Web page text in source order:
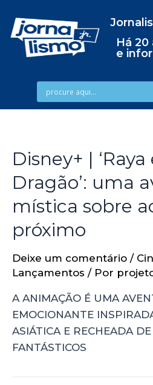
Há
e
Disney+ |
Dragão’: uma
mística sobre
próximo
Deixe um comentário /
Lançamentos / Por
A ANIMAÇÃO É UMA
EMOCIONANTE
ASIÁTICA E RECHEADA
FANTÁSTICOS